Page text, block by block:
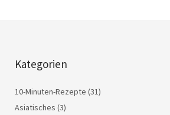
Kategorien
10-Minuten-Rezepte (31)
Asiatisches (3)